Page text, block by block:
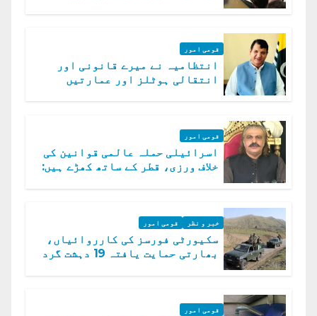
قومی امور
انتظامیہ نے میرے قانونی اور
انتقالی ہوٹلز اور عمارتیں
قومی امور
اسرائیلی حملہ عالمی قوانین کی
خلاف ورزی، قطر کے ساتھ کھڑے ہیں:
خبر و نظر قومی امور
سکیورٹی فورسز کی کارروائیاں،
بھارتی حمایت یافتہ 19 دہشت گرد
قومی امور